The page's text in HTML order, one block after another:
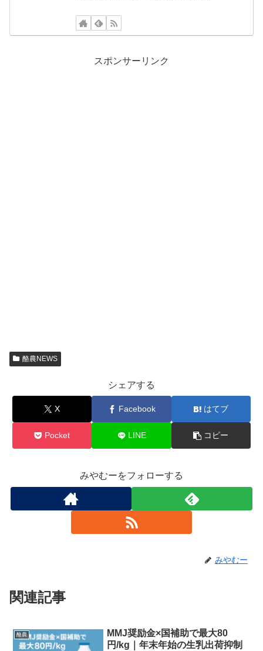
スポンサーリンク
酪農NEWS
シェアする
X Facebook はてブ
Pocket LINE コピー
みやむーをフォローする
みやむー
関連記事
酪農
MMJ奨励金×国補助で最大80
円/kg｜年末年始の生乳出荷抑制